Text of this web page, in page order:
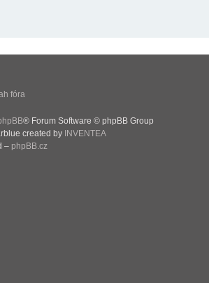
fóra
® Forum Software © phpBB Group
created by INVENTEA
– phpBB.cz